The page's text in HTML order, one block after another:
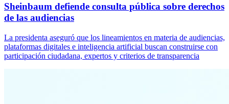
Sheinbaum defiende consulta pública sobre derechos
de las audiencias
La presidenta aseguró que los lineamientos en materia de audiencias,
plataformas digitales e inteligencia artificial buscan construirse con
participación ciudadana, expertos y criterios de transparencia